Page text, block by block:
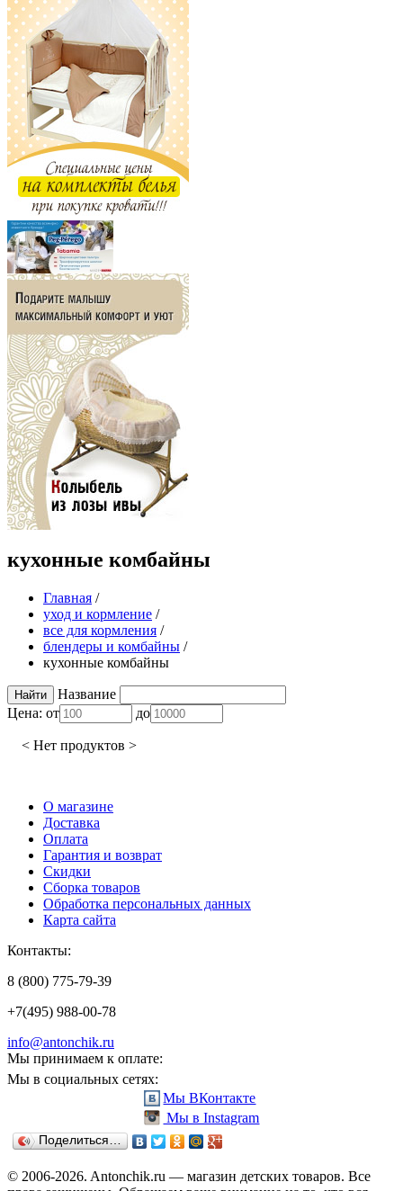
кухонные комбайны
Главная /
уход и кормление /
все для кормления /
блендеры и комбайны /
кухонные комбайны
Название
Цена: от до
< Нет продуктов >
О магазине
Доставка
Оплата
Гарантия и возврат
Скидки
Сборка товаров
Обработка персональных данных
Карта сайта
Контакты:
8 (800) 775-79-39
+7(495) 988-00-78
info@antonchik.ru
Мы принимаем к оплате:
Мы в социальных сетях:
Мы ВКонтакте
Мы в Instagram
Поделиться…
© 2006-2026. Antonchik.ru — магазин детских товаров. Все